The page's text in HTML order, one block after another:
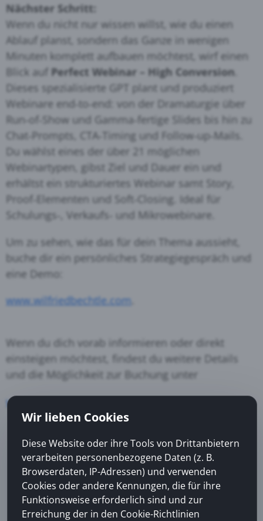
Nächster Schritt:
Wenn du nicht nur wissen willst, wie du einen
Ablauf planst, sondern das Ganze in wenigen
Minuten komplett aufbauen möchtest, wirf einen
Blick auf Perfect Webinar – High Conversion
Dieses spezialisierte GPT plant und produziert
Webinare end‑to‑end: von der Dramaturgie über
Run‑of‑Show und Gamma‑fertige Slides bis hin zu
Chat‑Prompts, CTA‑Timing und Follow‑up‑Mails.
Du wählst eines der über 21 möglichen
Webinartypen, gibst Ziel und Dauer ein und
erhältst ein strukturiertes Webinar samt Story,
Proof‑Elementen und Soft‑Closing. Ideal für
Schulungs‑, Verkaufs‑ und Mikrowebinare.
Um zu sehen, wie das für dein Thema aussieht,
buche dir ein persönliches Strategiegespräch und
eine Demo:
www.wilfriedbechtle.com
Wenn du dich vorab informieren oder direkt
einsteigen möchtest, findest du weitere Details
und die Möglichkeit zur Buchung unter
www.webinarkai.com.
Wir lieben Cookies
Diese Website oder ihre Tools von Drittanbietern
verarbeiten personenbezogene Daten (z. B.
Browserdaten, IP-Adressen) und verwenden
Cookies oder andere Kennungen, die für ihre
Funktionsweise erforderlich sind und zur
Erreichung der in den Cookie-Richtlinien